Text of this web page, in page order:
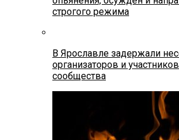
строгого режима
В Ярославле задержали
организаторов и
сообщества